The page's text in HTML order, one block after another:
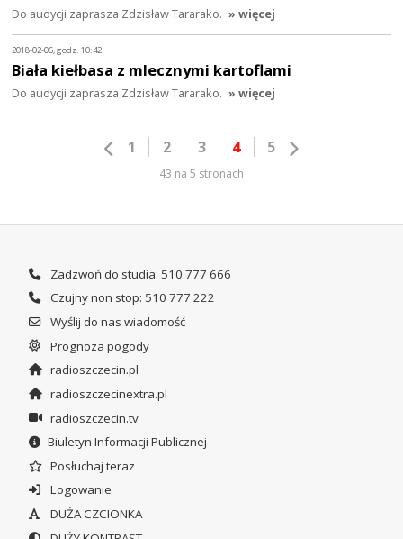
Do audycji zaprasza Zdzisław Tararako. » więcej
2018-02-06, godz. 10:42
Biała kiełbasa z mlecznymi kartoflami
Do audycji zaprasza Zdzisław Tararako. » więcej
1 2 3 4 5
43 na 5 stronach
Zadzwoń do studia: 510 777 666
Czujny non stop: 510 777 222
Wyślij do nas wiadomość
Prognoza pogody
radioszczecin.pl
radioszczecinextra.pl
radioszczecin.tv
Biuletyn Informacji Publicznej
Posłuchaj teraz
Logowanie
DUŻA CZCIONKA